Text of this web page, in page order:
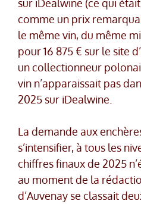
sur iDealwine (ce qui
comme un prix
le même vin, du même
pour 16 875 € sur le site
un collectionneur
vin n’apparaissait pas
2025 sur iDealwine.
La demande aux
s’intensifier, à tous les
chiffres finaux de 2025
au moment de la
d’Auvenay se classait